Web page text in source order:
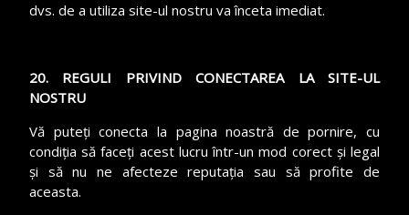
dvs. de a utiliza site-ul nostru va înceta imediat.
20. REGULI PRIVIND CONECTAREA LA SITE-UL
NOSTRU
Vă puteți conecta la pagina noastră de pornire, cu
condiția să faceți acest lucru într-un mod corect și legal
și să nu ne afecteze reputația sau să profite de
aceasta.